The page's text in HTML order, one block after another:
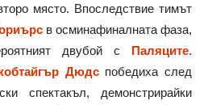
място. Впоследствие тимът
в осминафиналната фаза,
двубой с Паляците.
Дюдспобедиха след
спектакъл, демонстрирайки